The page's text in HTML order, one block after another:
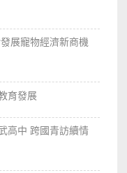
展寵物經濟新商機
育發展
高中 跨國青訪續情